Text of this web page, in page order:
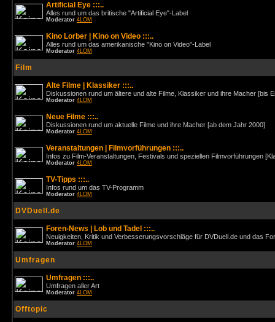
Artificial Eye :::..
Alles rund um das britische "Artificial Eye"-Label
Moderator 4LOM
Kino Lorber | Kino on Video :::..
Alles rund um das amerikanische "Kino on Video"-Label
Moderator 4LOM
Film
Alte Filme | Klassiker :::..
Diskussionen rund um ältere und alte Filme, Klassiker und ihre Macher [bis
Moderator 4LOM
Neue Filme :::..
Diskussionen rund um aktuelle Filme und ihre Macher [ab dem Jahr 2000]
Moderator 4LOM
Veranstaltungen | Filmvorführungen :::..
Infos zu Film-Veranstaltungen, Festivals und speziellen Filmvorführungen
Moderator 4LOM
TV-Tipps :::..
Infos rund um das TV-Programm
Moderator 4LOM
DVDuell.de
Foren-News | Lob und Tadel :::..
Neuigkeiten, Kritik und Verbesserungsvorschläge für DVDuell.de und das
Moderator 4LOM
Umfragen
Umfragen :::..
Umfragen aller Art
Moderator 4LOM
Offtopic